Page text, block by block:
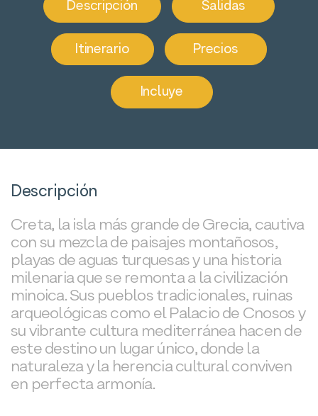
Descripción Salidas
Itinerario Precios
Incluye
Descripción
Creta, la isla más grande de Grecia, cautiva
con su mezcla de paisajes montañosos,
playas de aguas turquesas y una historia
milenaria que se remonta a la civilización
minoica. Sus pueblos tradicionales, ruinas
arqueológicas como el Palacio de Cnosos y
su vibrante cultura mediterránea hacen de
este destino un lugar único, donde la
naturaleza y la herencia cultural conviven
en perfecta armonía.